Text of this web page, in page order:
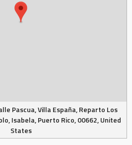
Pascua, Villa España, Reparto Los
Isabela, Puerto Rico, 00662, United
States